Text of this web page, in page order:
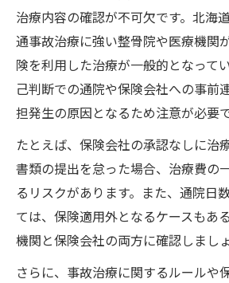
治療内容の確認が不可欠です。北海
通事故治療に強い整骨院や医療機関
険を利用した治療が一般的となって
己判断での通院や保険会社への事前
担発生の原因となるため注意が必要で
たとえば、保険会社の承認なしに治
書類の提出を怠った場合、治療費の
るリスクがあります。また、通院日
ては、保険適用外となるケースもあ
機関と保険会社の両方に確認しましょ
さらに、事故治療に関するルールや